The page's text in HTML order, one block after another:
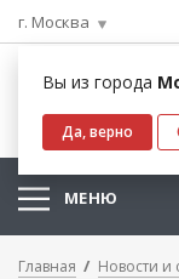
г. Москва
Вы из города
Да, верно
МЕНЮ
Главная Новости и